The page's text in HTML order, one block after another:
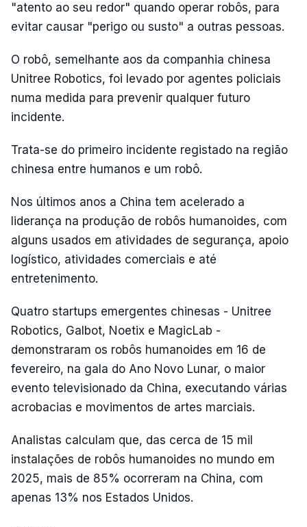
"atento ao seu redor" quando operar robôs, para
evitar causar "perigo ou susto" a outras pessoas.
O robô, semelhante aos da companhia chinesa
Unitree Robotics, foi levado por agentes policiais
numa medida para prevenir qualquer futuro
incidente.
Trata-se do primeiro incidente registado na região
chinesa entre humanos e um robô.
Nos últimos anos a China tem acelerado a
liderança na produção de robôs humanoides, com
alguns usados em atividades de segurança, apoio
logístico, atividades comerciais e até
entretenimento.
Quatro startups emergentes chinesas - Unitree
Robotics, Galbot, Noetix e MagicLab -
demonstraram os robôs humanoides em 16 de
fevereiro, na gala do Ano Novo Lunar, o maior
evento televisionado da China, executando várias
acrobacias e movimentos de artes marciais.
Analistas calculam que, das cerca de 15 mil
instalações de robôs humanoides no mundo em
2025, mais de 85% ocorreram na China, com
apenas 13% nos Estados Unidos.